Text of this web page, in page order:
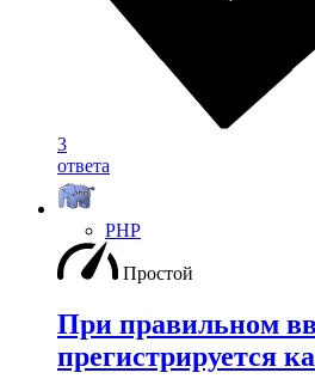
3
ответа
PHP
Простой
При правильном
прегистрируется